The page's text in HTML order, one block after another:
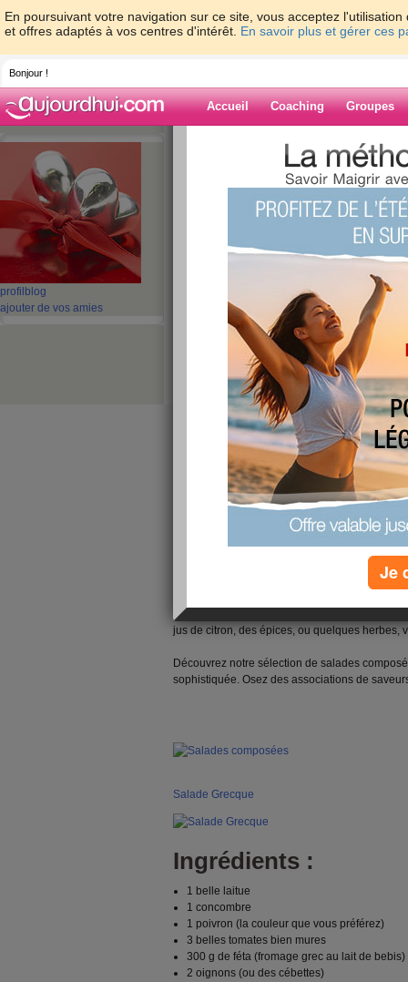
En poursuivant votre navigation sur ce site, vous acceptez
et offres adaptés à vos centres d'intérêt. En savoir plus et gérer ces
Bonjour !
Accueil Coaching Groupes
profil blog
ajouter de vos amies
> > les
Blog de
les salades
les régimes
publié le 30/07/2009 à 18:59
En hiver comme en été, les salades
bonheur sur nos tables. Colorées, variées, les
d'ingrédients que l'on marie à l'envi, à vous
Assaisonnées de vinaigrette ou de sauce au
des crudités sont idéales pour commencer le
Chaque saison réserve une étendue de
salades multicolores et savoureuses.
Uniquement végétariennes, les salades se
spécialités de charcuterie ou de jambon, ou
Servies froides ou tièdes, elles offrent une
demandent vraiment pas beacoup de temps
huiles permettent de nombreuses variations.
jus de citron, des épices, ou quelques
Découvrez notre sélection de salades
sophistiquée. Osez des associations de
Salade Grecque
Ingrédients :
1 belle laitue
1 concombre
1 poivron (la couleur que vous préférez)
3 belles tomates bien mures
300 g de féta (fromage grec au lait de bebis)
2 oignons (ou des cébettes)
Je